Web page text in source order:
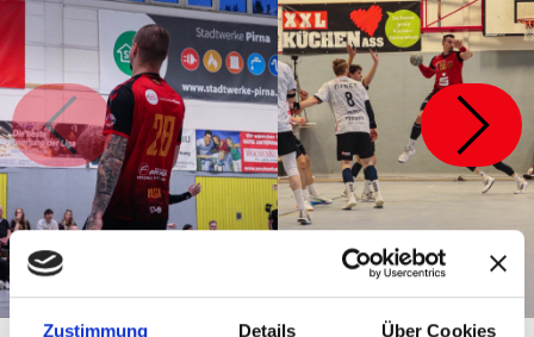
Zustimmung Details Über Cookies